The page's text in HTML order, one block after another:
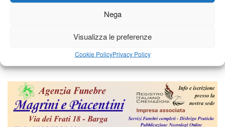
Nega
Visualizza le preferenze
Cookie PolicyPrivacy Policy